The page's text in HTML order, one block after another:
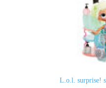
L.o.l. surprise!